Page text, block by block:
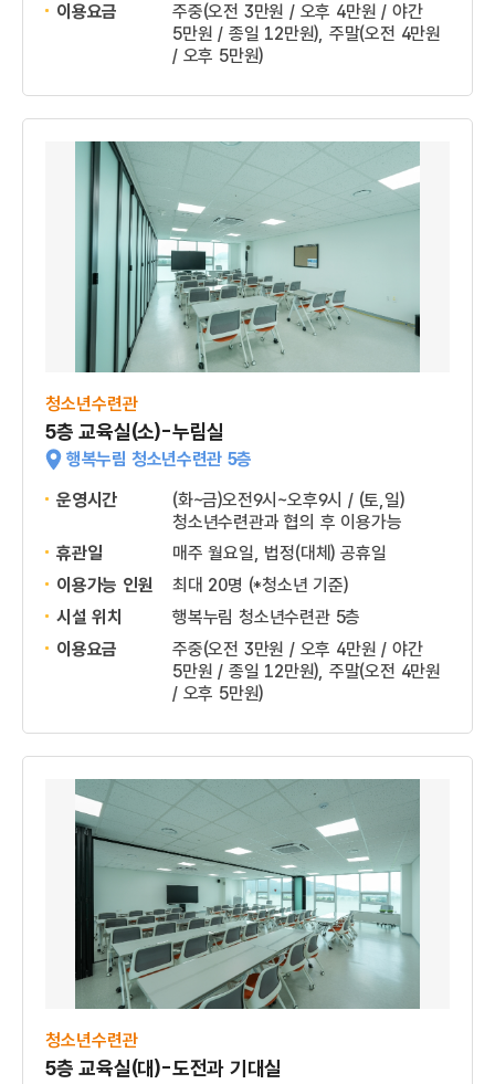
이용요금
주중(오전 3만원 / 오후 4만원 / 야간
5만원 / 종일 12만원), 주말(오전 4만원
/ 오후 5만원)
청소년수련관
5층 교육실(소)-누림실
행복누림 청소년수련관 5층
운영시간
(화~금)오전9시~오후9시 / (토,일)
청소년수련관과 협의 후 이용가능
휴관일
매주 월요일, 법정(대체) 공휴일
이용가능 인원
최대 20명 (*청소년 기준)
시설 위치
행복누림 청소년수련관 5층
이용요금
주중(오전 3만원 / 오후 4만원 / 야간
5만원 / 종일 12만원), 주말(오전 4만원
/ 오후 5만원)
청소년수련관
5층 교육실(대)-도전과 기대실